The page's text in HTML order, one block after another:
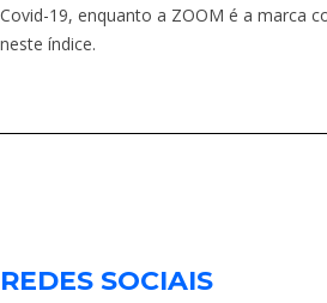
Covid-19, enquanto a ZOOM é a marca
neste índice.
REDES SOCIAIS